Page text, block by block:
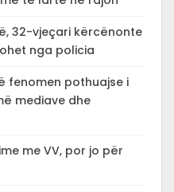
32-vjeçari kërcënonte
nga policia
fenomen pothuajse i
mediave dhe
me VV, por jo për